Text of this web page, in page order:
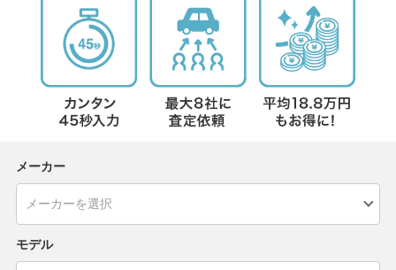
メーカー
モデル